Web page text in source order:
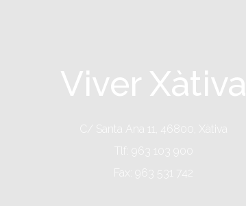
Viver Xàtiva
C/ Santa Ana 11, 46800, Xàtiva
Tlf: 963 103 900
Fax: 963 531 742